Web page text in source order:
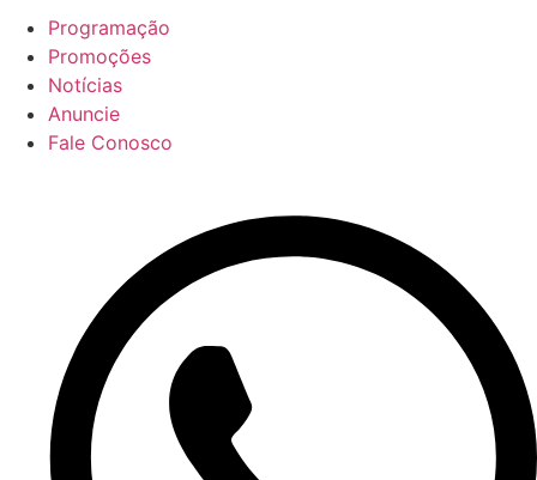
Programação
Promoções
Notícias
Anuncie
Fale Conosco